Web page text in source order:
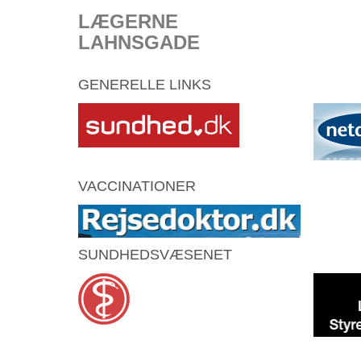
LÆGERNE
LAHNSGADE
GENERELLE LINKS
VACCINATIONER
SUNDHEDSVÆSENET